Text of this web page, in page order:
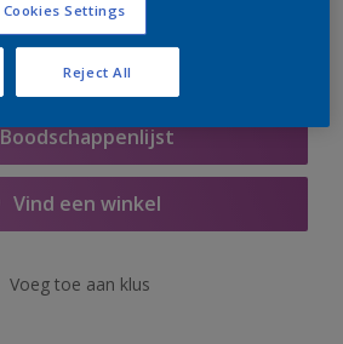
Boodschappenlijst
Vind een winkel
Voeg toe aan klus
Cookies Settings
Reject All